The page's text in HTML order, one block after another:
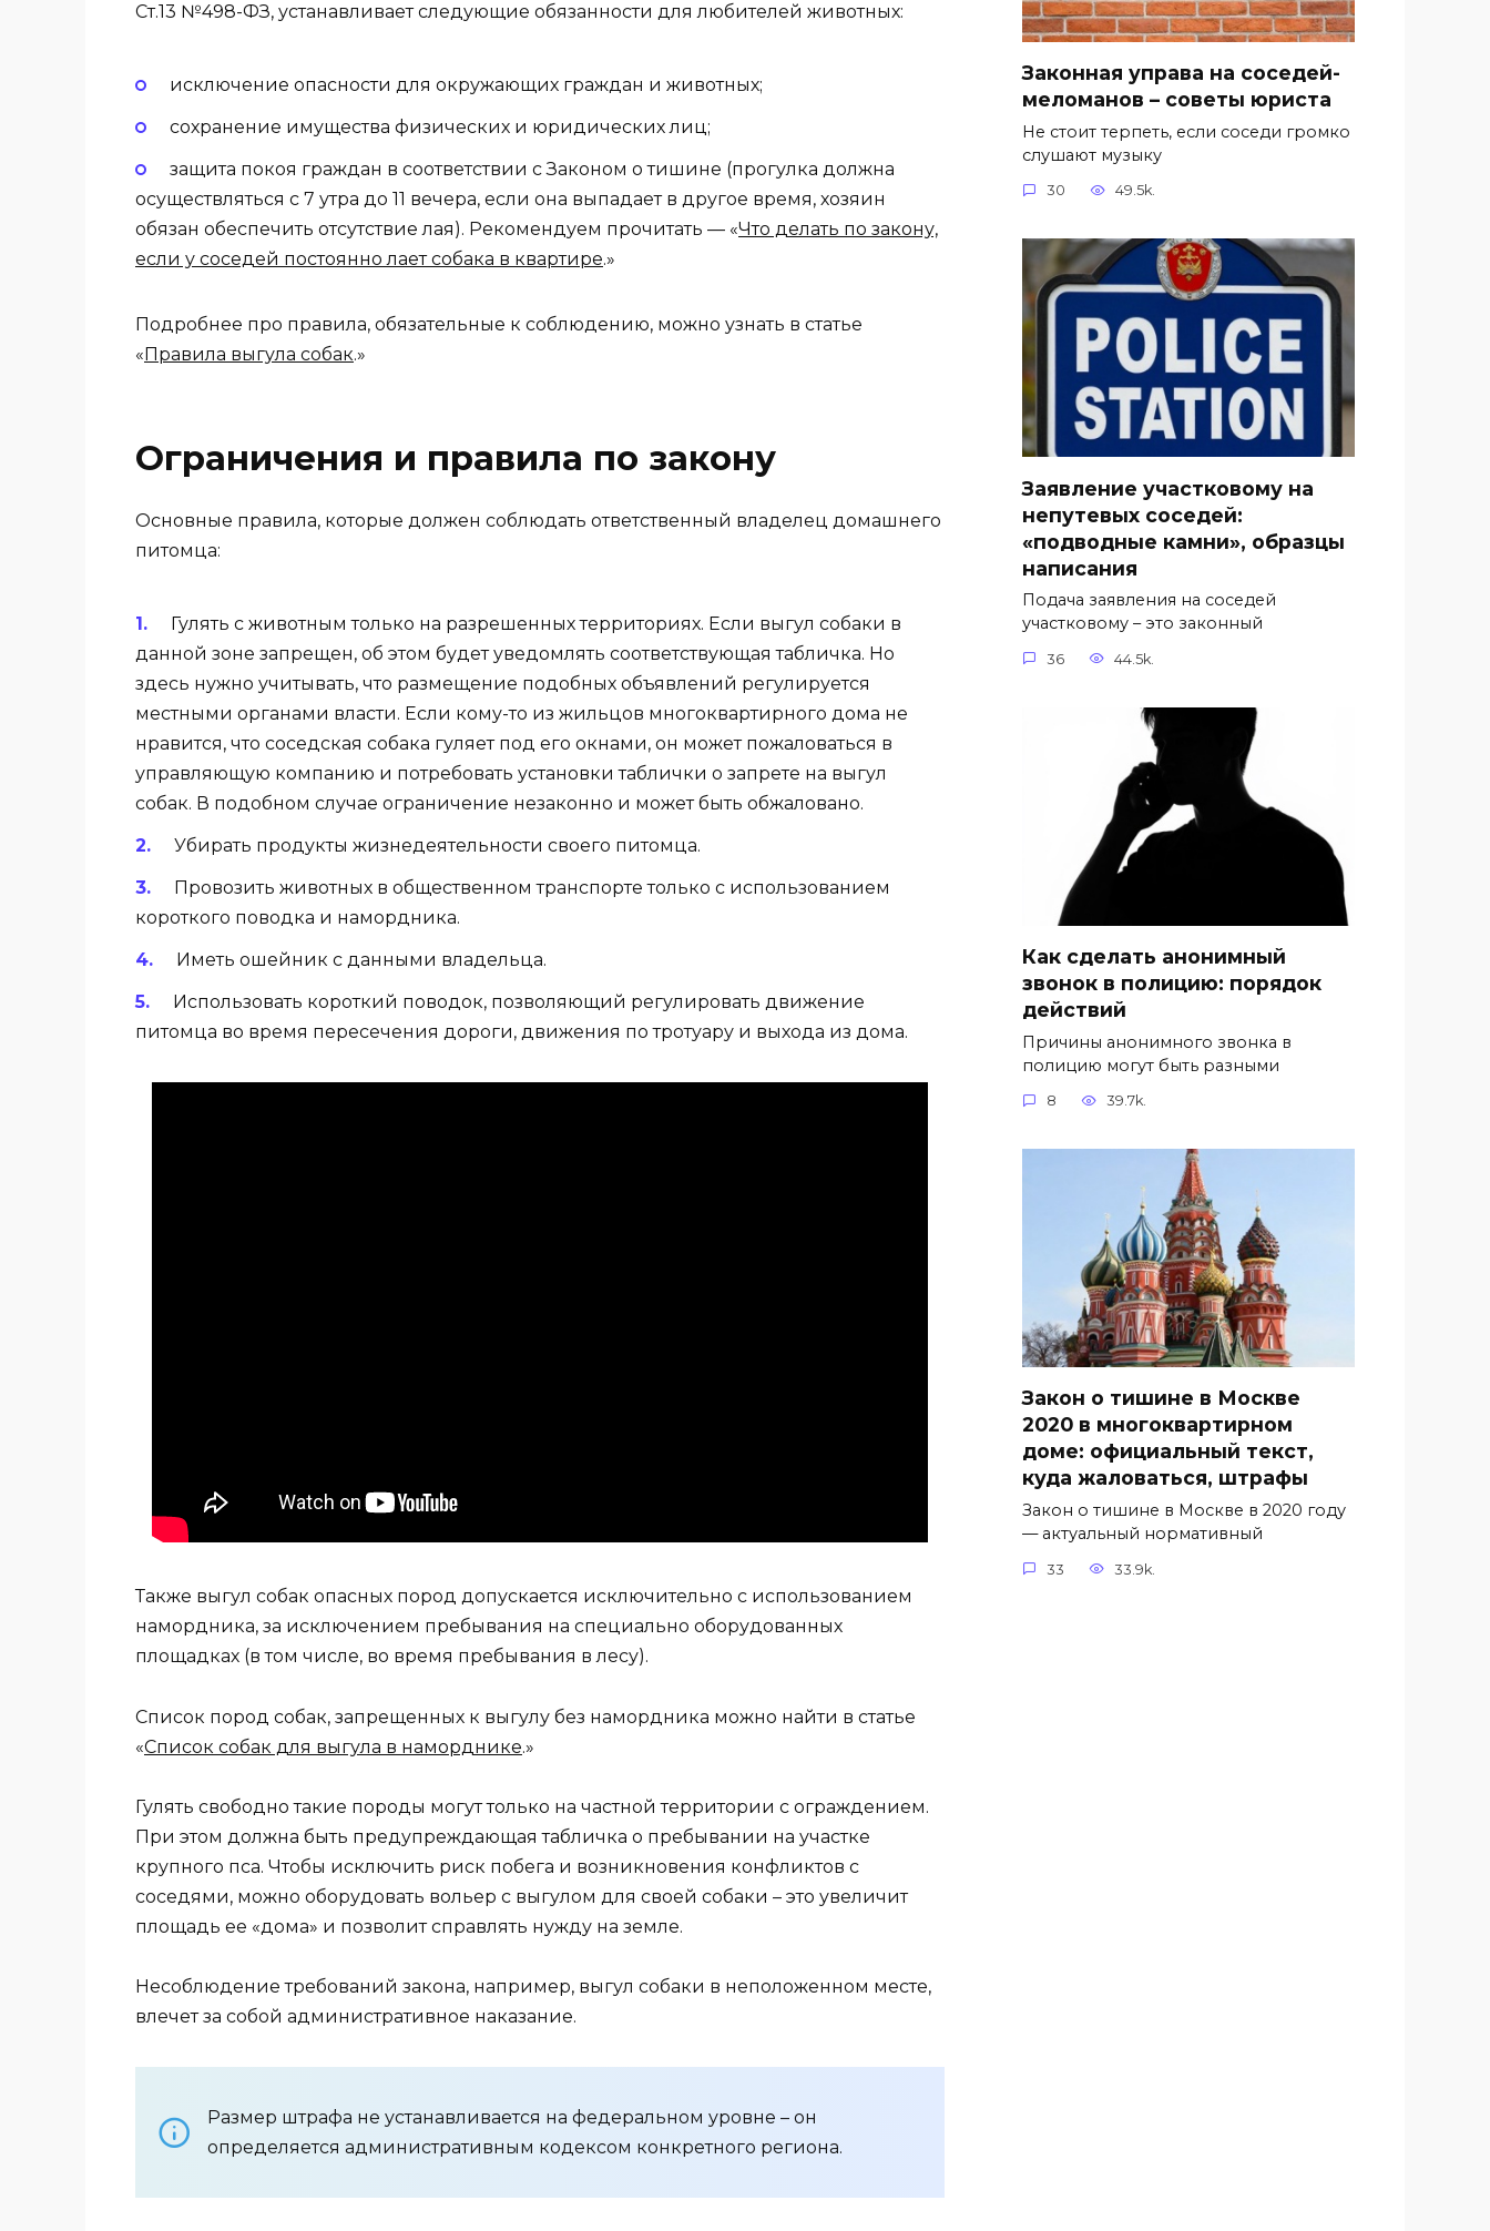
Ст.13 №498-ФЗ, устанавливает следующие обязанности для любителей животных:
исключение опасности для окружающих граждан и животных;
сохранение имущества физических и юридических лиц;
защита покоя граждан в соответствии с Законом о тишине (прогулка должна
осуществляться с 7 утра до 11 вечера, если она выпадает в другое время, хозяин
обязан обеспечить отсутствие лая). Рекомендуем прочитать — «Что делать по закону,
если у соседей постоянно лает собака в квартире.»
Подробнее про правила, обязательные к соблюдению, можно узнать в статье
«Правила выгула собак.»
Ограничения и правила по закону
Основные правила, которые должен соблюдать ответственный владелец домашнего
питомца:
Гулять с животным только на разрешенных территориях. Если выгул собаки в
данной зоне запрещен, об этом будет уведомлять соответствующая табличка. Но
здесь нужно учитывать, что размещение подобных объявлений регулируется
местными органами власти. Если кому-то из жильцов многоквартирного дома не
нравится, что соседская собака гуляет под его окнами, он может пожаловаться в
управляющую компанию и потребовать установки таблички о запрете на выгул
собак. В подобном случае ограничение незаконно и может быть обжаловано.
Убирать продукты жизнедеятельности своего питомца.
Провозить животных в общественном транспорте только с использованием
короткого поводка и намордника.
Иметь ошейник с данными владельца.
Использовать короткий поводок, позволяющий регулировать движение
питомца во время пересечения дороги, движения по тротуару и выхода из дома.
Также выгул собак опасных пород допускается исключительно с использованием
намордника, за исключением пребывания на специально оборудованных
площадках (в том числе, во время пребывания в лесу).
Список пород собак, запрещенных к выгулу без намордника можно найти в статье
«Список собак для выгула в наморднике.»
Гулять свободно такие породы могут только на частной территории с ограждением.
При этом должна быть предупреждающая табличка о пребывании на участке
крупного пса. Чтобы исключить риск побега и возникновения конфликтов с
соседями, можно оборудовать вольер с выгулом для своей собаки – это увеличит
площадь ее «дома» и позволит справлять нужду на земле.
Несоблюдение требований закона, например, выгул собаки в неположенном месте,
влечет за собой административное наказание.
Размер штрафа не устанавливается на федеральном уровне – он
определяется административным кодексом конкретного региона.
Законная управа на соседей-
меломанов – советы юриста
Не стоит терпеть, если соседи громко
слушают музыку
30 49.5k.
Заявление участковому на
непутевых соседей:
«подводные камни», образцы
написания
Подача заявления на соседей
участковому – это законный
36 44.5k.
Как сделать анонимный
звонок в полицию: порядок
действий
Причины анонимного звонка в
полицию могут быть разными
8 39.7k.
Закон о тишине в Москве
2020 в многоквартирном
доме: официальный текст,
куда жаловаться, штрафы
Закон о тишине в Москве в 2020 году
— актуальный нормативный
33 33.9k.